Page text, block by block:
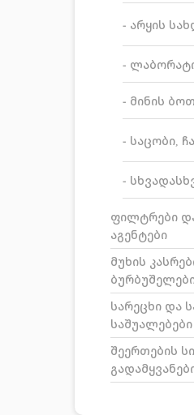
- არყის
-
- მინის
- საცობი,
-
ფილტრები
აგენტები
მუხის
სარეცხი და
საშუალებები
შეერთების